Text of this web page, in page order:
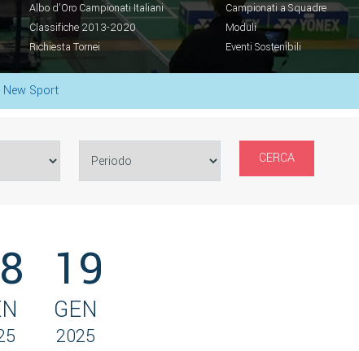
Albo d'Oro Campionati Italiani
Campionati a Squadre
Classifiche 2013-2020
Moduli
Richiesta Tornei Eventi Sostenibili
New Sport
CERCA
19
GEN
2025